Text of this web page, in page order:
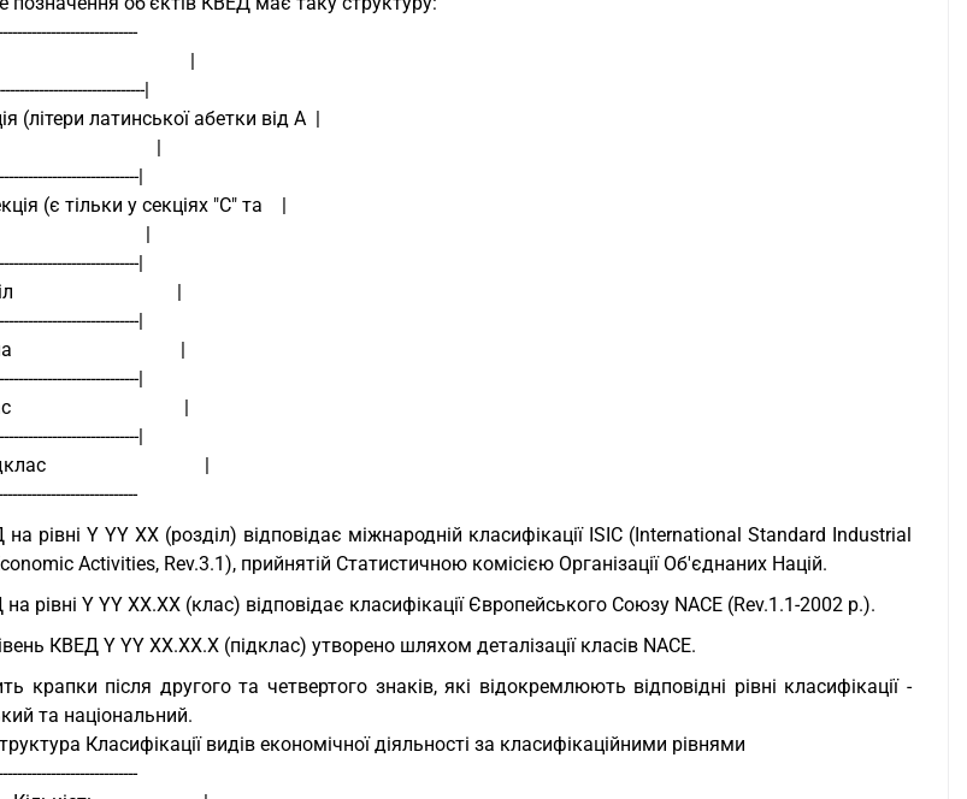
|
|
(літери латинської абетки від A  |
|
|
(є тільки у секціях "C" та    |
|
|
|
|
|
|
|
|
|
рівні Y YY XX (розділ) відповідає міжнародній класифікації ISIC (International Standard Industrial
Activities, Rev.3.1), прийнятій Статистичною комісією Організації Об'єднаних Націй.
рівні Y YY XX.XX (клас) відповідає класифікації Європейського Союзу NACE (Rev.1.1-2002 р.).
КВЕД Y YY XX.XX.X (підклас) утворено шляхом деталізації класів NACE.
крапки після другого та четвертого знаків, які відокремлюють відповідні рівні класифікації -
та національний.
Класифікації видів економічної діяльності за класифікаційними рівнями